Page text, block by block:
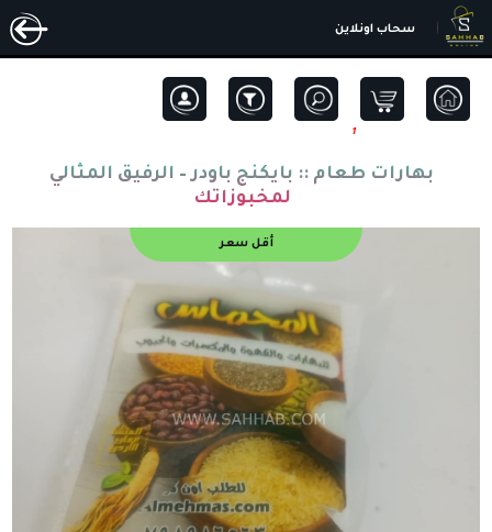
سحاب اونلاين
1
بهارات طعام :: بايكنج باودر – الرفيق المثالي
لمخبوزاتك
أقل سعر